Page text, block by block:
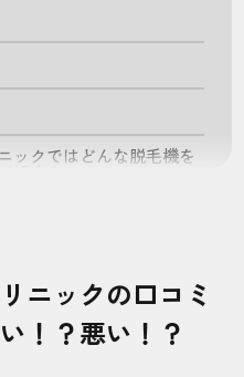
ックではどんな脱毛機を
ニックの口コミ
！？悪い！？